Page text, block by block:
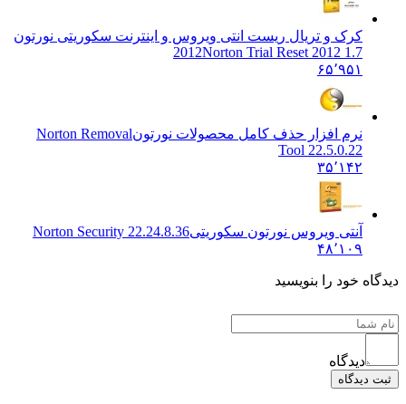
کرک و تریال ریست انتی ویروس و اینترنت سکوریتی نورتون
2012 Norton Trial Reset 2012 1.7
۶۵٬۹۵۱
نرم افزار حذف کامل محصولات نورتون Norton Removal
Tool 22.5.0.22
۳۵٬۱۴۲
آنتی ویروس نورتون سکوریتیNorton Security 22.24.8.36
۴۸٬۱۰۹
خود را بنویسید